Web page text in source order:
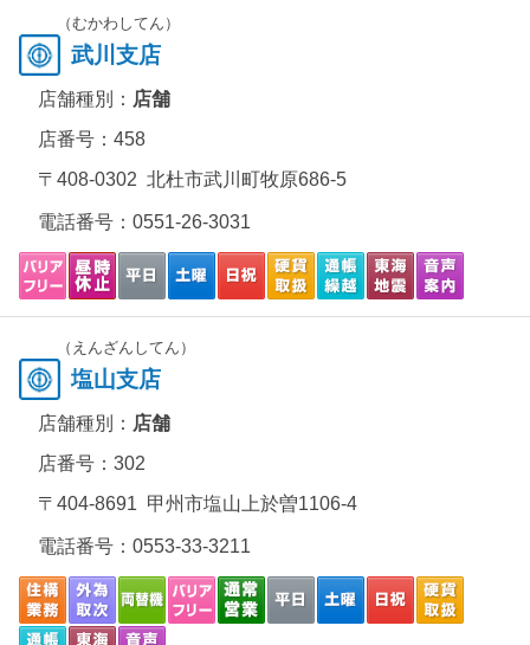
（むかわしてん）
武川支店
店舗種別： 店舗
店番号：458
〒408-0302 北杜市武川町牧原686-5
電話番号： 0551-26-3031
（えんざんしてん）
塩山支店
店舗種別： 店舗
店番号：302
〒404-8691 甲州市塩山上於曽1106-4
電話番号： 0553-33-3211